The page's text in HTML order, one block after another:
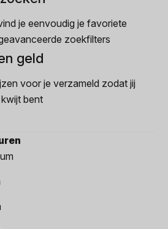
je eenvoudig je favoriete
zoekfilters
geld
voor je verzameld zodat jij
bent